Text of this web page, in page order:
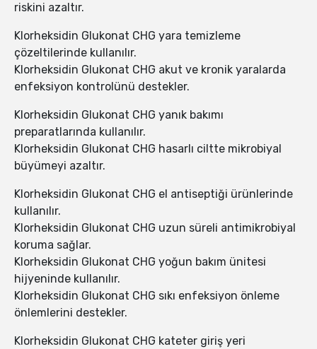
riskini azaltır.
Klorheksidin Glukonat CHG yara temizleme
çözeltilerinde kullanılır.
Klorheksidin Glukonat CHG akut ve kronik yaralarda
enfeksiyon kontrolünü destekler.
Klorheksidin Glukonat CHG yanık bakımı
preparatlarında kullanılır.
Klorheksidin Glukonat CHG hasarlı ciltte mikrobiyal
büyümeyi azaltır.
Klorheksidin Glukonat CHG el antiseptiği ürünlerinde
kullanılır.
Klorheksidin Glukonat CHG uzun süreli antimikrobiyal
koruma sağlar.
Klorheksidin Glukonat CHG yoğun bakım ünitesi
hijyeninde kullanılır.
Klorheksidin Glukonat CHG sıkı enfeksiyon önleme
önlemlerini destekler.
Klorheksidin Glukonat CHG kateter giriş yeri